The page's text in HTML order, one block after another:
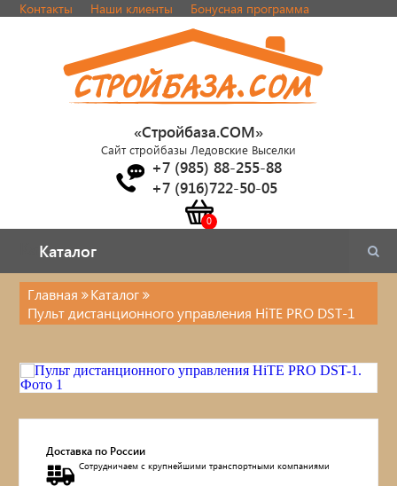
Контакты Наши клиенты Бонусная программа
«Стройбаза.COM»
Сайт стройбазы Ледовские Выселки
+7 (985) 88-255-88
+7 (916)722-50-05
Каталог
Каталог
Электрика
Главная
Каталог
Пульт дистанционного управления HiTE PRO DST-1
Доставка по России
Сотрудничаем с крупнейшими транспортными компаниями